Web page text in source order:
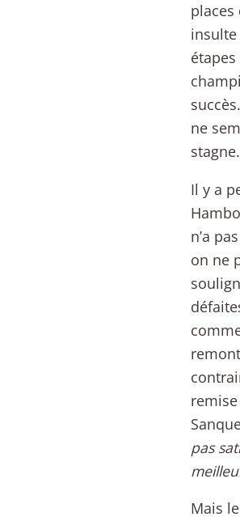
places
insulte
ne
stagne.
Il y a
n’a
on ne
pas
Mais